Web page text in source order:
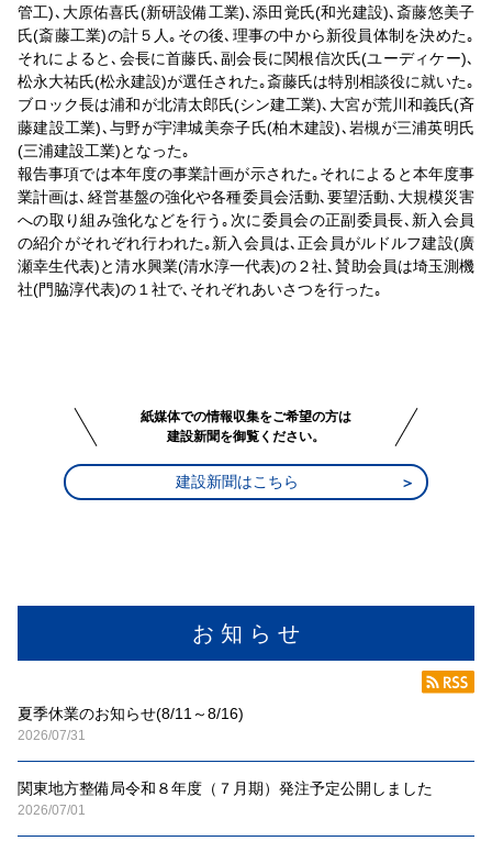
お 知 ら せ
夏季休業のお知らせ(8/11～8/16)
2026/07/31
関東地方整備局令和８年度（７月期）発注予定公開しました
2026/07/01
管工)､大原佑喜氏(新研設備工業)､添田覚氏(和光建設)､斎藤悠美子
氏(斎藤工業)の計５人｡その後､理事の中から新役員体制を決めた｡
それによると､会長に首藤氏､副会長に関根信次氏(ユーディケー)､
松永大祐氏(松永建設)が選任された｡斎藤氏は特別相談役に就いた｡
ブロック長は浦和が北清太郎氏(シン建工業)､大宮が荒川和義氏(斉
藤建設工業)､与野が宇津城美奈子氏(柏木建設)､岩槻が三浦英明氏
(三浦建設工業)となった｡
報告事項では本年度の事業計画が示された｡それによると本年度事
業計画は､経営基盤の強化や各種委員会活動､要望活動､大規模災害
への取り組み強化などを行う｡次に委員会の正副委員長､新入会員
の紹介がそれぞれ行われた｡新入会員は､正会員がルドルフ建設(廣
瀬幸生代表)と清水興業(清水淳一代表)の２社､賛助会員は埼玉測機
社(門脇淳代表)の１社で､それぞれあいさつを行った｡
紙媒体での情報収集をご希望の方は
建設新聞を御覧ください。
建設新聞はこちら